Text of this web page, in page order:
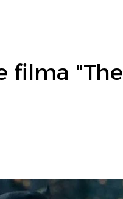
filma "The